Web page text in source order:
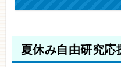
夏休み自由研究応